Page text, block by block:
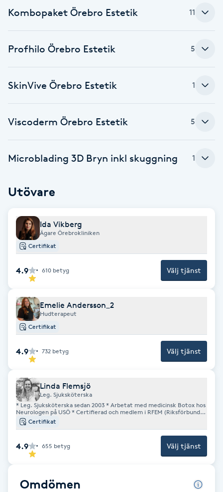
Fransk manikyr
Frekvensterapi
Friskvårdsmassage
Föning
Gel naglar
Gelenaglar
Gellack
Gellack med förstärkning
Gravidmassage
Gravidyoga
Gruppträning
Gua Sha-massage
Kombopaket Örebro Estetik 11
Profhilo Örebro Estetik 5
SkinVive Örebro Estetik 1
Viscoderm Örebro Estetik 5
Microblading 3D Bryn inkl skuggning 1
Utövare
Ida Vikberg
Ägare Örebrokliniken
Certifikat
4.9 610 betyg Välj tjänst
Emelie Andersson_2
Hudterapeut
Certifikat
4.9 732 betyg Välj tjänst
Linda Flemsjö
Leg. Sjuksköterska
* Leg. Sjuksköterska sedan 2003 * Arbetat med medicinsk Botox hos
Neurologen på USÖ * Certifierad och medlem i RFEM (Riksförbundet
för Estetisk Medicin), tidigare Estetiska Injektionsrådet * Fokus på
naturliga resultat * Telefon: 073-0710321. Lämna gärna meddelande
Certifikat
4.9 655 betyg Välj tjänst
Omdömen